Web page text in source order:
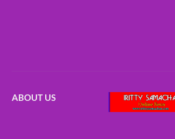
ABOUT US